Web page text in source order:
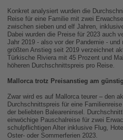
Konkret analysiert wurden die
Reise für eine Familie mit zwei
zwischen sieben und elf Jahren,
Dabei wurden die Preise für 2023 auch
Jahr 2019 - also vor der Pandemie -
größten Anstieg seit 2019 verzeichnet
Türkische Riviera mit 45 Prozent und
höheren Durchschnittspreis pro Reise.
Mallorca trotz Preisanstieg am
Zwar wird es auf Mallorca teurer – den
Durchschnittspreis für eine
der beliebten Baleareninsel.
einwöchige Pauschalreise für zwei
schulpflichtigen Alter inklusive Flug,
Oster- oder Sommerferien 2023.